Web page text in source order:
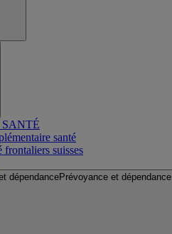
santé
frontaliers suisses
Prévoyance et dépendance